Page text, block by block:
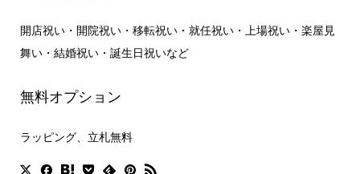
開店祝い・開院祝い・移転祝い・就任祝い・上場祝い・楽屋見
舞い・結婚祝い・誕生日祝いなど
無料オプション
ラッピング、立札無料